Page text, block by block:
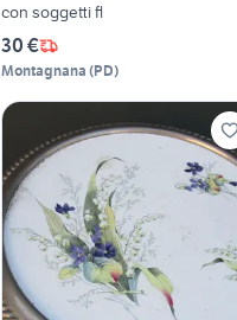
con soggetti fl
30 €
Montagnana (PD)